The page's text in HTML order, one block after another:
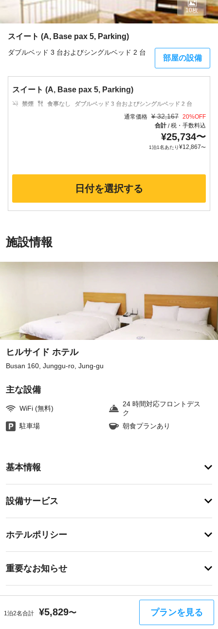
1泊2名合計 ¥5,829〜 プランを見る
スイート (A, Base pax 5, Parking)
ダブルベッド 3 台およびシングルベッド 2 台
部屋の設備
10枚
スイート (A, Base pax 5, Parking)
禁煙 食事なし
ダブルベッド 3 台およびシングルベッド 2 台
通常価格 ¥ 32,167 20%OFF
合計/税・手数料込
¥25,734〜
1泊1名あたり¥12,867〜
日付を選択する
施設情報
ヒルサイド ホテル
Busan 160, Junggu-ro, Jung-gu
主な設備
WiFi (無料)
24 時間対応フロントデス
ク
駐車場
朝食プランあり
基本情報
メ
ィ
の
テ
禁
煙
は
設備サービス
設
ー
き
ホテルポリシー
録
が
ま
ん
重要なお知らせ
要
な
お